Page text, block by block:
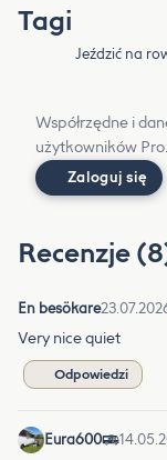
Tagi
Jeździć na
Współrzędne i
użytkowników Pro.
Zaloguj się
Recenzje
En besökare
Very nice quiet
Odpowiedzi
Eura600